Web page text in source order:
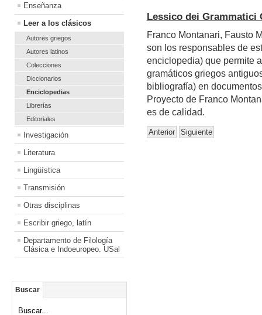
Enseñanza
Leer a los clásicos
Autores griegos
Autores latinos
Colecciones
Diccionarios
Enciclopedias
Librerías
Editoriales
Investigación
Literatura
Lingüística
Transmisión
Otras disciplinas
Escribir griego, latín
Departamento de Filología
Clásica e Indoeuropeo. USal
Buscar
Buscar...
Lessico dei Grammatici
Franco Montanari, Fausto
son los responsables de
enciclopedia) que permite
gramáticos griegos
bibliografía) en
Proyecto de Franco
es de calidad.
Anterior Siguiente